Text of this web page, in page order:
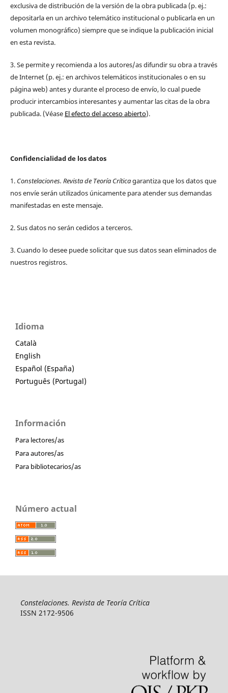
exclusiva de distribución de la versión de la obra publicada (p. ej.:
depositarla en un archivo telemático institucional o publicarla en un
volumen monográfico) siempre que se indique la publicación inicial
en esta revista.
3. Se permite y recomienda a los autores/as difundir su obra a través
de Internet (p. ej.: en archivos telemáticos institucionales o en su
página web) antes y durante el proceso de envío, lo cual puede
producir intercambios interesantes y aumentar las citas de la obra
publicada. (Véase El efecto del acceso abierto).
Confidencialidad de los datos
1. Constelaciones. Revista de Teoría Críticagarantiza que los datos que
nos envíe serán utilizados únicamente para atender sus demandas
manifestadas en este mensaje.
2. Sus datos no serán cedidos a terceros.
3. Cuando lo desee puede solicitar que sus datos sean eliminados de
nuestros registros.
Idioma
Català
English
Español (España)
Português (Portugal)
Información
Para lectores/as
Para autores/as
Para bibliotecarios/as
Número actual
Constelaciones. Revista de Teoría Crítica
ISSN 2172-9506